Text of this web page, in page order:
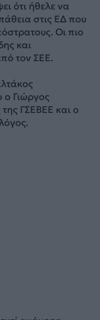
ότι ήθελε να
στις ΕΔ που
Οι πιο
και
τον ΣΕΕ.
ο Γιώργος
ΓΣΕΒΕΕ και ο